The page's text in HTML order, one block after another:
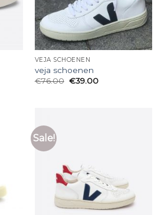
VEJA SCHOENEN
veja schoenen
€76.00 €39.00
Sale!